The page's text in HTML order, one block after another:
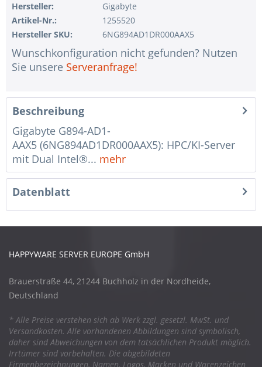
Hersteller:
Gigabyte
Artikel-Nr.:
1255520
Hersteller SKU:
6NG894AD1DR000AAX5
Wunschkonfiguration nicht gefunden? Nutzen
Sie unsere Serveranfrage!
Beschreibung
Gigabyte G894-AD1-
AAX5 (6NG894AD1DR000AAX5): HPC/KI-Server
mit Dual Intel®... mehr
Datenblatt
HAPPYWARE SERVER EUROPE GmbH
Brauerstraße 44, 21244 Buchholz in der Nordheide,
Deutschland
* Alle Preise verstehen sich ab Werk zzgl. gesetzl. MwSt. und
Versandkosten. Alle vorhandenen Abbildungen sind symbolisch,
daher sind Abweichungen von dem tatsächlichen Produkt möglich.
Irrtümer sind vorbehalten. Die abgebildeten
Firmenbezeichnungen, Namen, Logos, Marken und Warenzeichen